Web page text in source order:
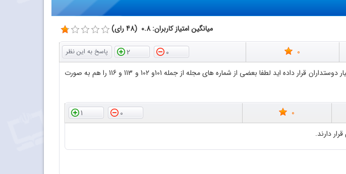
میانگین امتیاز کاربران: 0.8 (48 رای)
0
0
2
با سلام و عرض احترام سپاس فراوان از اینکه فایل پی دی اف مجلات رشد آموزش شیمی را در اختیار دوستداران قرار داده اید لطفا بعضی از شماره های مجله از جمله 101و 102 و 113 و 116 را هم به صورت
0
0
1
دارند.